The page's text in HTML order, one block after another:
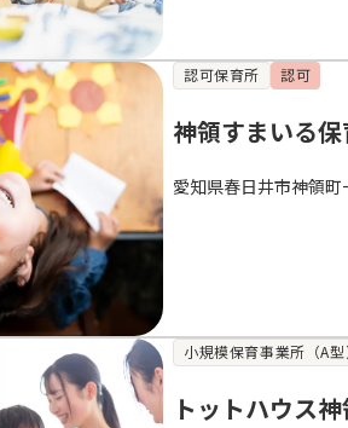
認可保育所 認可
神領すまいる
愛知県春日井市神領町
小規模保育事業所（A型
トットハウス